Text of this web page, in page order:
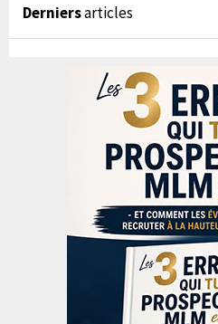
Derniersarticles